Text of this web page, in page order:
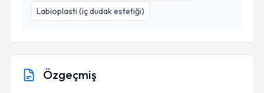
Labioplasti (iç dudak estetiği)
Özgeçmiş